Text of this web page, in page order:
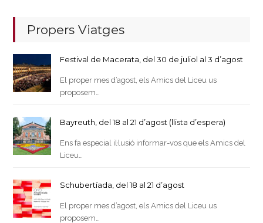
Propers Viatges
Festival de Macerata, del 30 de juliol al 3 d’agost
El proper mes d’agost, els Amics del Liceu us
proposem…
Bayreuth, del 18 al 21 d’agost (llista d’espera)
Ens fa especial il·lusió informar-vos que els Amics del
Liceu…
Schubertíada, del 18 al 21 d’agost
El proper mes d’agost, els Amics del Liceu us
proposem…